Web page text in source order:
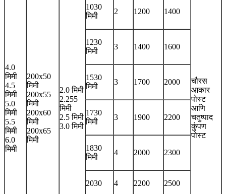
4.0
मिमी
4.5
मिमी
5.0
मिमी
5.5
मिमी
6.0
मिमी
200x50
मिमी
200x55
मिमी
200x60
मिमी
200x65
मिमी
2.0 मिमी
2.255
मिमी
2.5 मिमी
3.0 मिमी
चौरस
आकार
पोस्ट
आणि
चतुष्पाद
कुंपण
पोस्ट
1030
मिमी
2 1200 1400
1230
मिमी
3 1400 1600
1530
मिमी
3 1700 2000
1730
मिमी
3 1900 2200
1830
मिमी
4 2000 2300
2030 4 2200 2500